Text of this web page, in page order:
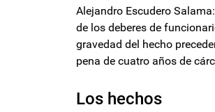
Alejandro Escudero
de los deberes de
gravedad del hecho
pena de cuatro años de
Los hechos